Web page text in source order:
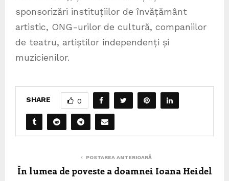
sponsorizări instituțiilor de învățământ
artistic, ONG-urilor de cultură, companiilor
de teatru, artiștilor independenți și
muzicienilor.
SHARE 0
POSTAREA ANTERIOARĂ
În lumea de poveste a doamnei Ioana Heidel